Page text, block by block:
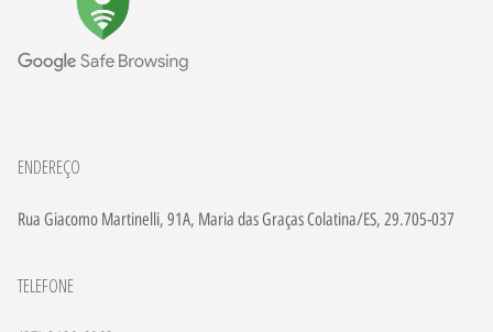
ENDEREÇO
Rua Giacomo Martinelli, 91A, Maria das Graças Colatina/ES, 29.705-037
TELEFONE